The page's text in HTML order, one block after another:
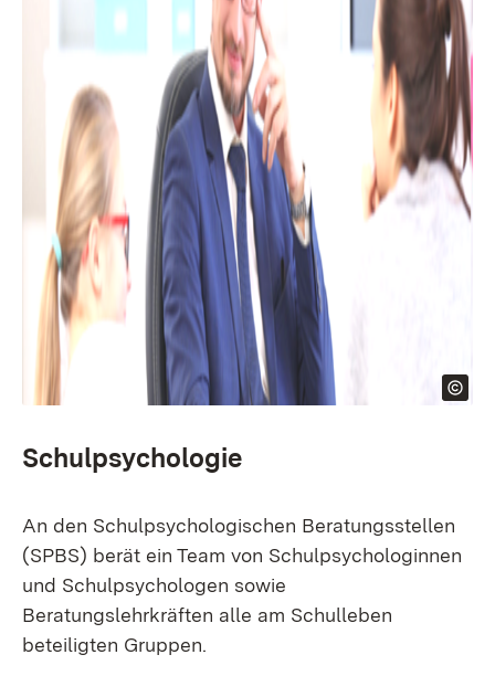
Schulpsychologie
An den Schulpsychologischen Beratungsstellen
(SPBS) berät ein Team von Schulpsychologinnen
und Schulpsychologen sowie
Beratungslehrkräften alle am Schulleben
beteiligten Gruppen.